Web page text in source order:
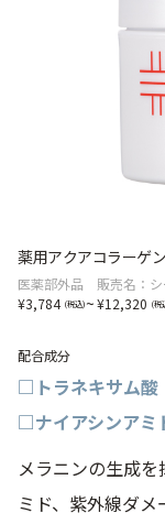
薬用アクアコラーゲ
医薬部外品 販売名：
3,784
~ 12,320
配合成分
□トラネキサム酸
□ナイアシンアミ
メラニンの生成
ミド、紫外線ダ